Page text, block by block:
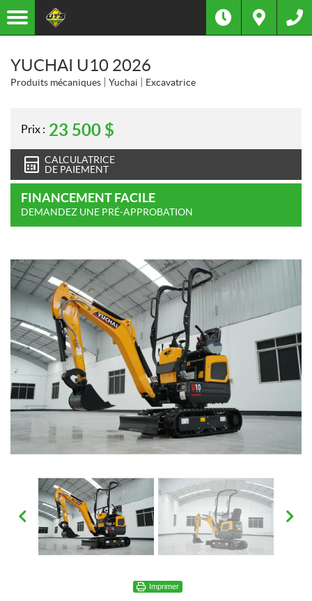
YUCHAI U10 2026
Produits mécaniques Yuchai Excavatrice
Prix : 23 500 $
CALCULATRICE
DE PAIEMENT
FINANCEMENT FACILE
DEMANDEZ UNE PRÉ-APPROBATION
Imprimer